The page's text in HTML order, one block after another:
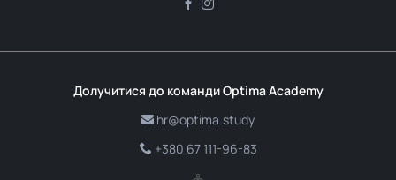
Долучитися до команди Optima Academy
hr@optima.study
+380 67 111-96-83